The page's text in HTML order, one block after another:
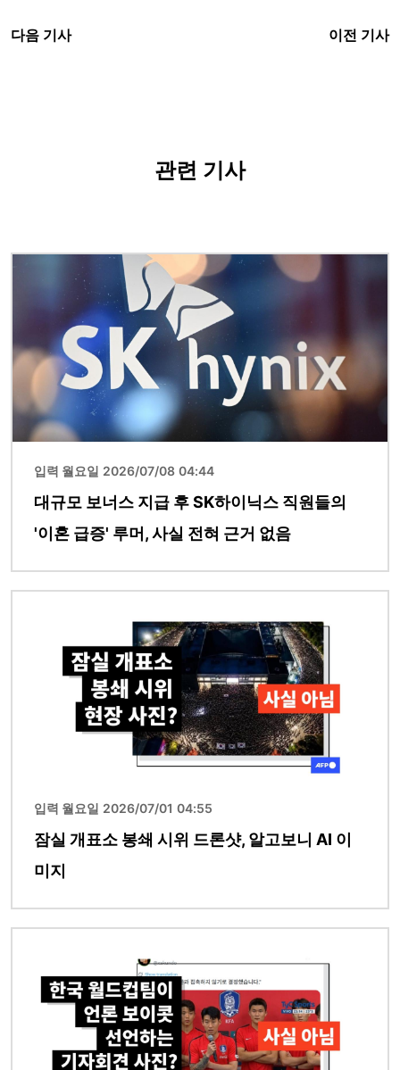
다음 기사 이전 기사
관련 기사
입력 월요일 2026/07/08 04:44
대규모 보너스 지급 후 SK하이닉스 직원들의
'이혼 급증' 루머, 사실 전혀 근거 없음
입력 월요일 2026/07/01 04:55
잠실 개표소 봉쇄 시위 드론샷, 알고보니 AI 이
미지